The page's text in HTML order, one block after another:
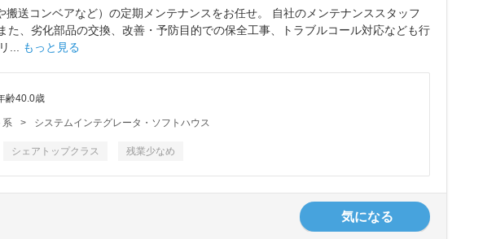
送コンベアなど）の定期メンテナンスをお任せ。 自社のメンテナンススタッフ
、劣化部品の交換、改善・予防目的での保全工事、トラブルコール対応なども行
...
もっと見る
齢40.0歳
系 > システムインテグレータ・ソフトハウス
シェアトップクラス 残業少なめ
気になる